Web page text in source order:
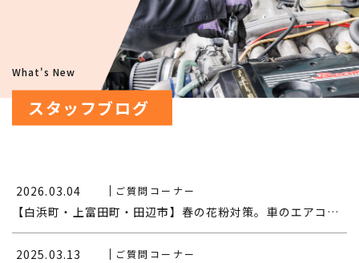
What's New
スタッフブログ
2026.03.04 ご質問コーナー
【白浜町・上富田町・田辺市】春の花粉対策。車のエアコンフィルター点検と安全サポート｜T.A.P、（有）日栄自動車
2025.03.13 ご質問コーナー